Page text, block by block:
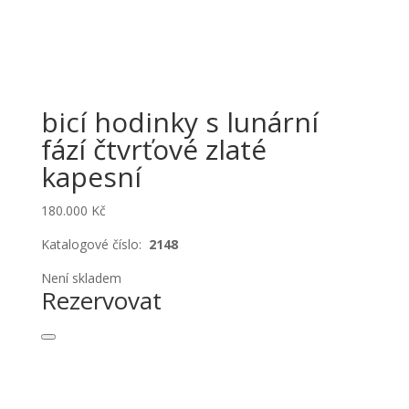
bicí hodinky s lunární
fází čtvrťové zlaté
kapesní
180.000 Kč
Katalogové číslo: 2148
Není skladem
Rezervovat